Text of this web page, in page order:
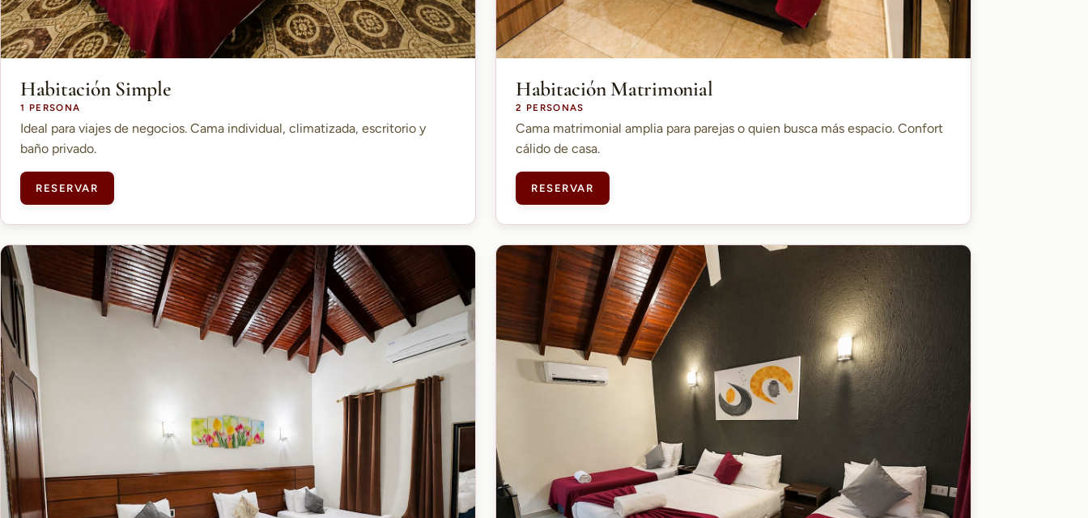
Habitación Simple
1 PERSONA
Ideal para viajes de negocios. Cama individual, climatizada, escritorio y
baño privado.
RESERVAR
Habitación Matrimonial
2 PERSONAS
Cama matrimonial amplia para parejas o quien busca más espacio. Confort
cálido de casa.
RESERVAR